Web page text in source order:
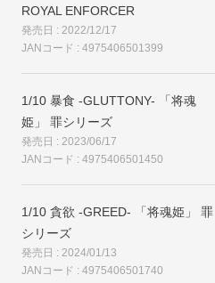
ROYAL ENFORCER
発売日 : 2022/12/17
JANコード : 4975406501399
1/10 暴食 -GLUTTONY- 「将魂
姫」 罪シリーズ
発売日 : 2023/06/17
JANコード : 4975406501450
1/10 貪欲 -GREED- 「将魂姫」 罪
シリーズ
発売日 : 2024/01/13
JANコード : 4975406501740